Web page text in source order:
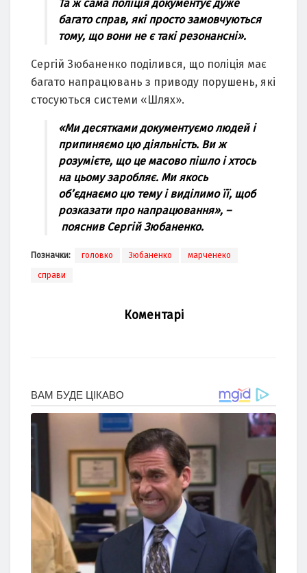
Та ж сама поліція документує дуже
багато справ, які просто замовчуються
тому, що вони не є такі резонансні».
Сергій Зюбаненко поділився, що поліція має
багато напрацювань з приводу порушень, які
стосуються системи «Шлях».
«Ми десятками документуємо людей і
припиняємо цю діяльність. Ви ж
розумієте, що це масово пішло і хтось
на цьому заробляє. Ми якось
об’єднаємо цю тему і виділимо її, щоб
розказати про напрацювання», –
пояснив Сергій Зюбаненко.
Позначки: головко Зюбаненко марченеко
справи
Коментарі